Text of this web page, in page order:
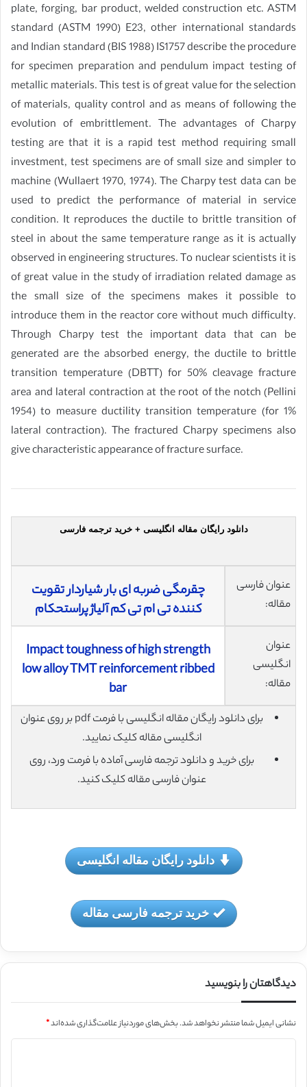
plate, forging, bar product, welded construction etc. ASTM
standard (ASTM 1990) E23, other international standards
and Indian standard (BIS 1988) IS1757 describe the procedure
for specimen preparation and pendulum impact testing of
metallic materials. This test is of great value for the selection
of materials, quality control and as means of following the
evolution of embrittlement. The advantages of Charpy
testing are that it is a rapid test method requiring small
investment, test specimens are of small size and simpler to
machine (Wullaert 1970, 1974). The Charpy test data can be
used to predict the performance of material in service
condition. It reproduces the ductile to brittle transition of
steel in about the same temperature range as it is actually
observed in engineering structures. To nuclear scientists it is
of great value in the study of irradiation related damage as
the small size of the specimens makes it possible to
introduce them in the reactor core without much difficulty.
Through Charpy test the important data that can be
generated are the absorbed energy, the ductile to brittle
transition temperature (DBTT) for 50% cleavage fracture
area and lateral contraction at the root of the notch (Pellini
1954) to measure ductility transition temperature (for 1%
lateral contraction). The fractured Charpy specimens also
give characteristic appearance of fracture surface.
دانلود رایگان مقاله انگلیسی + خرید ترجمه فارسی
عنوان فارسی
مقاله:
چقرمگی ضربه ای بار شیاردار تقویت
کننده تی ام تی کم آلیاژ پراستحکام
عنوان
انگلیسی
مقاله:
Impact toughness of high strength
low alloy TMT reinforcement ribbed
bar
برای دانلود رایگان مقاله انگلیسی با فرمت pdf بر روی عنوان
انگلیسی مقاله کلیک نمایید.
برای خرید و دانلود ترجمه فارسی آماده با فرمت ورد، روی
عنوان فارسی مقاله کلیک کنید.
دانلود رایگان مقاله انگلیسی
خرید ترجمه فارسی مقاله
دیدگاهتان را بنویسید
نشانی ایمیل شما منتشر نخواهد شد.بخش‌های موردنیاز علامت‌گذاری شده‌اند*